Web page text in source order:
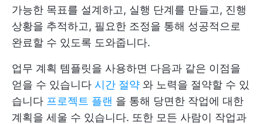
가능한 목표를 설계하고, 실행 단계를 만들고, 진행
상황을 추적하고, 필요한 조정을 통해 성공적으로
완료할 수 있도록 도와줍니다.
업무 계획 템플릿을 사용하면 다음과 같은 이점을
얻을 수 있습니다 시간 절약 와 노력을 절약할 수 있
습니다 프로젝트 플랜 을 통해 당면한 작업에 대한
계획을 세울 수 있습니다. 또한 모든 사람이 작업과